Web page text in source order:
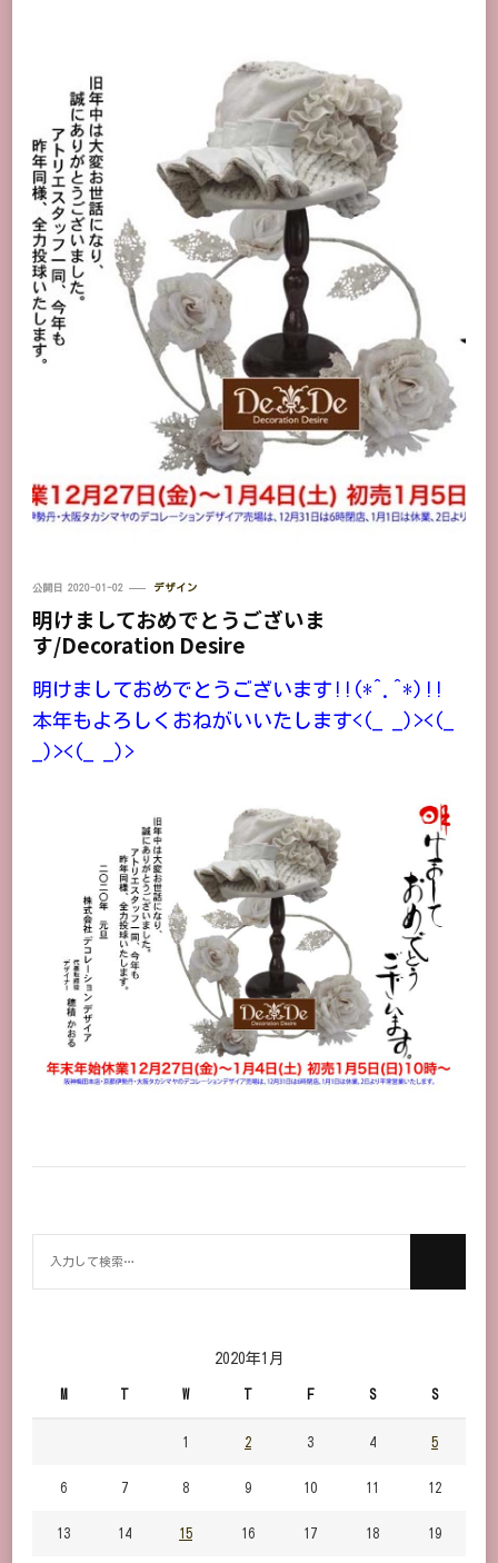
公開日 2020-01-02 デザイン
明けましておめでとうございま
す/Decoration Desire
明けましておめでとうございます!!(*^.^*)!!
本年もよろしくおねがいいたします<(_ _)><(_
_)><(_ _)>
2020年1月
M T W T F S S
1 2 3 4 5
6 7 8 9 10 11 12
13 14 15 16 17 18 19